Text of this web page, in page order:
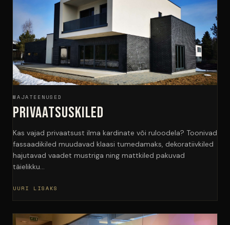
MAJATEENUSED
Privaatsuskiled
Kas vajad privaatsust ilma kardinate või ruloodela? Toonivad
fassaadikiled muudavad klaasi tumedamaks, dekoratiivkiled
hajutavad vaadet mustriga ning mattkiled pakuvad
täielikku…
UURI LISAKS